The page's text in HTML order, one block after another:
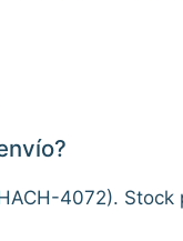
4072).